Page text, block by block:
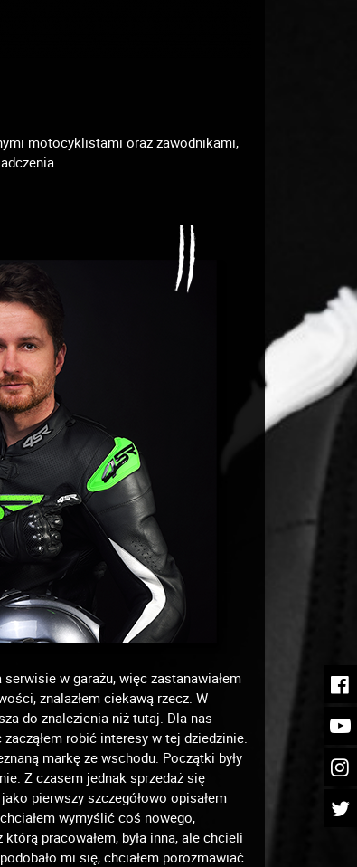
motocyklistami oraz zawodnikami,
w garażu, więc zastanawiałem
znalazłem ciekawą rzecz. W
do znalezienia niż tutaj. Dla nas
robić interesy w tej dziedzinie.
markę ze wschodu. Początki były
Z czasem jednak sprzedaż się
pierwszy szczegółowo opisałem
wymyślić coś nowego,
pracowałem, była inna, ale chcieli
mi się, chciałem porozmawiać